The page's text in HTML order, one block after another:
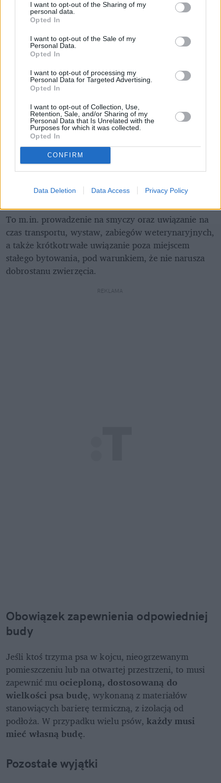
I want to opt-out of the Sharing of my
personal data.
Opted In
I want to opt-out of the Sale of my
Personal Data.
Opted In
I want to opt-out of processing my
Personal Data for Targeted Advertising.
Opted In
I want to opt-out of Collection, Use,
Retention, Sale, and/or Sharing of my
Personal Data that Is Unrelated with the
Purposes for which it was collected.
Opted In
CONFIRM
Data Deletion Data Access Privacy Policy
Nowość od PKP Intercity! |
kierunek:PODRÓŻE
Całkowity zakaz trzymania zwierząt
domowych na uwięzi
nieprecyzyjne, a wykazanie przekroczenia 12 godzin
na uwięzi jest "martwe i niestosowalne". Ogólny
zakaz naprawi, a właściwie usunie ten błąd. Brzmi
dokładnie tak: "Zabrania się trzymania zwierząt
domowych na uwięzi".
Zakaz łańcuchów będzie mieć wyjątki
To m.in. prowadzenie na smyczy oraz uwiązanie na
czas transportu, wystaw, zabiegów weterynaryjnych,
a także krótkotrwałe uwiązanie poza miejscem
stałego bytowania, pod warunkiem, że nie narusza
dobrostanu zwierzęcia.
REKLAMA
Obowiązek zapewnienia odpowiedniej
budy
Jeśli ktoś trzyma psa w kojcu, nieogrzewanym
pomieszczeniu lub na otwartej przestrzeni, to musi
zapewnić mu ocieploną, dostosowaną do
wielkości psa budę, wykonaną z materiałów
stanowiących barierę termiczną, z izolacją od
podłoża. W przypadku wielu psów, każdy musi
mieć własną budę.
Pozostałe wyjątki